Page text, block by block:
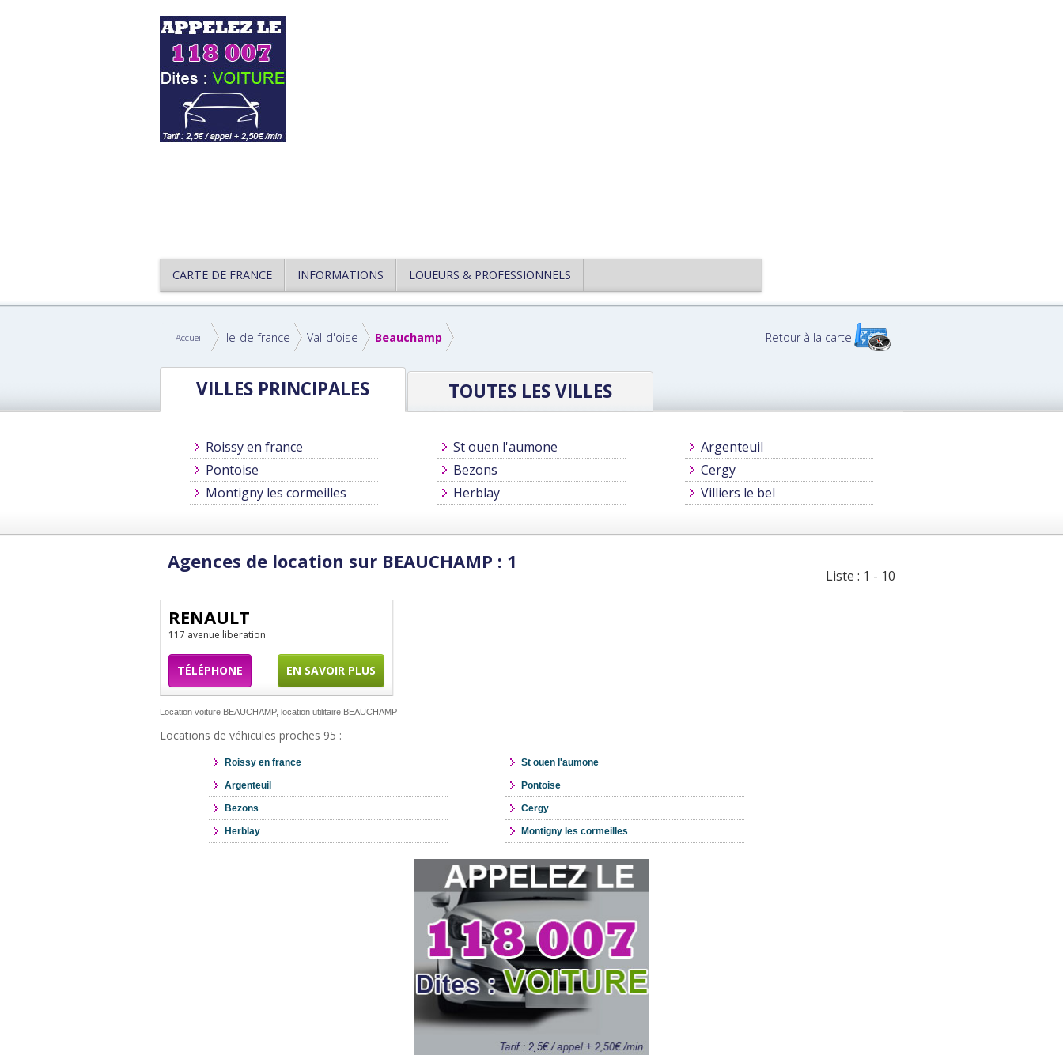
CARTE DE FRANCE INFORMATIONS LOUEURS & PROFESSIONNELS
Accueil Ile-de-france Val-d'oise Beauchamp Retour à la carte
VILLES PRINCIPALES TOUTES LES VILLES
Roissy en france St ouen l'aumone
Argenteuil
Pontoise
Bezons
Cergy
Montigny les cormeilles
Herblay Villiers le bel
Agences de location sur BEAUCHAMP : 1
Liste : 1 - 10
RENAULT
117 avenue liberation
TÉLÉPHONE EN SAVOIR PLUS
Location voiture BEAUCHAMP, location utilitaire BEAUCHAMP
Locations de véhicules proches 95 :
Roissy en france St ouen l'aumone
Argenteuil Pontoise
Bezons Cergy
Herblay Montigny les cormeilles